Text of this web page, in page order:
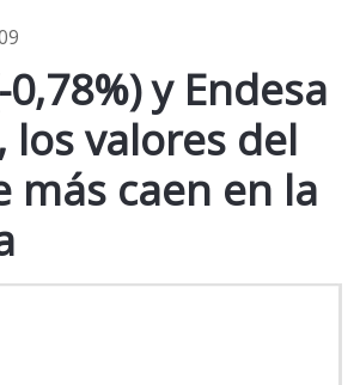
0,78%) y Endesa
los valores del
más caen en la